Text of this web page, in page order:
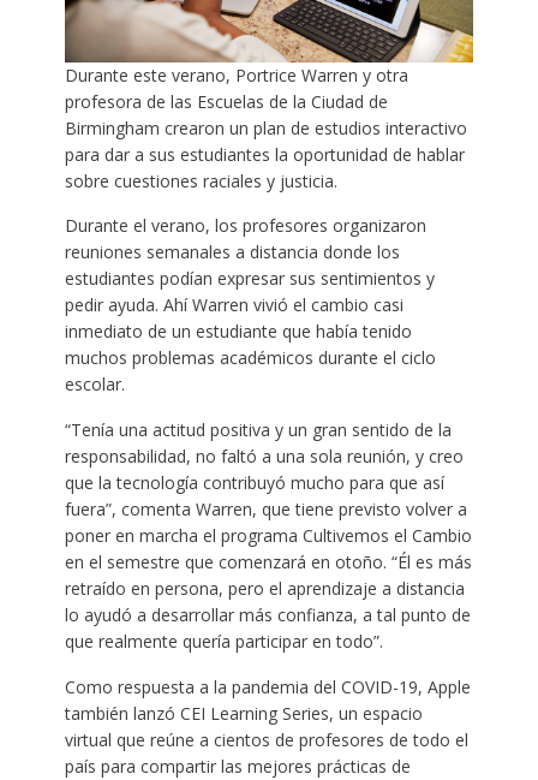
Durante este verano, Portrice Warren y otra
profesora de las Escuelas de la Ciudad de
Birmingham crearon un plan de estudios interactivo
para dar a sus estudiantes la oportunidad de hablar
sobre cuestiones raciales y justicia.
Durante el verano, los profesores organizaron
reuniones semanales a distancia donde los
estudiantes podían expresar sus sentimientos y
pedir ayuda. Ahí Warren vivió el cambio casi
inmediato de un estudiante que había tenido
muchos problemas académicos durante el ciclo
escolar.
“Tenía una actitud positiva y un gran sentido de la
responsabilidad, no faltó a una sola reunión, y creo
que la tecnología contribuyó mucho para que así
fuera”, comenta Warren, que tiene previsto volver a
poner en marcha el programa Cultivemos el Cambio
en el semestre que comenzará en otoño. “Él es más
retraído en persona, pero el aprendizaje a distancia
lo ayudó a desarrollar más confianza, a tal punto de
que realmente quería participar en todo”.
Como respuesta a la pandemia del COVID-19, Apple
también lanzó CEI Learning Series, un espacio
virtual que reúne a cientos de profesores de todo el
país para compartir las mejores prácticas de